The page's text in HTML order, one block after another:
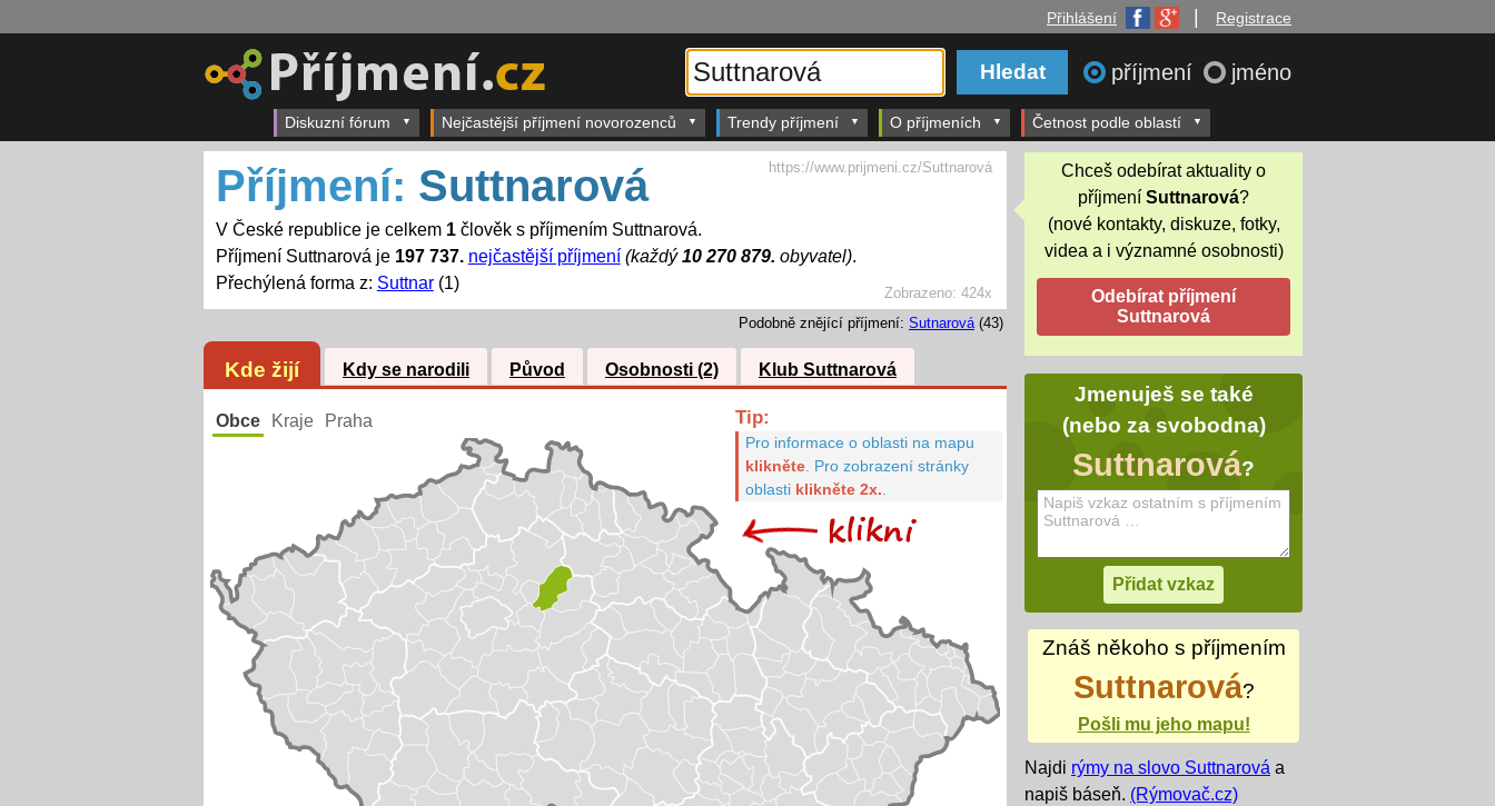
Přihlášení Registrace
příjmení jméno
Diskuzní fórum Nejčastější příjmení novorozenců Trendy příjmení O příjmeních Četnost podle oblastí
Zobrazeno:424x
Příjmení: Suttnarová
V České republice je celkem 1člověk s příjmením Suttnarová.
Příjmení Suttnarová je 197 737. nejčastější příjmení (každý10 270 879. obyvatel).
Přechýlená forma z: Suttnar(1)
https://www.prijmeni.cz/Suttnarová
Podobně znějící příjmení: Sutnarová(43)
Kde žijí Kdy se narodili Původ Osobnosti (2) Klub Suttnarová
Obce Kraje Praha Tip:
Pro informace o oblasti na mapu
klikněte. Pro zobrazení stránky
oblasti klikněte 2x.
Chceš odebírat aktuality o
příjmení Suttnarová?
(nové kontakty, diskuze, fotky,
videa a i významné osobnosti)
Jmenuješ se také
(nebo za svobodna)
Suttnarová?
Znáš někoho s příjmením
Suttnarová?
Pošli mu jeho mapu!
Najdi rýmy na slovo Suttnarová a
napiš báseň. (Rýmovač.cz)